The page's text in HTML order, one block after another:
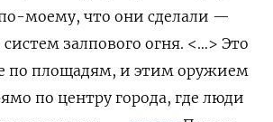
моему, что они сделали —
залпового огня. <…> Это
по площадям, и этим оружием
по центру города, где люди